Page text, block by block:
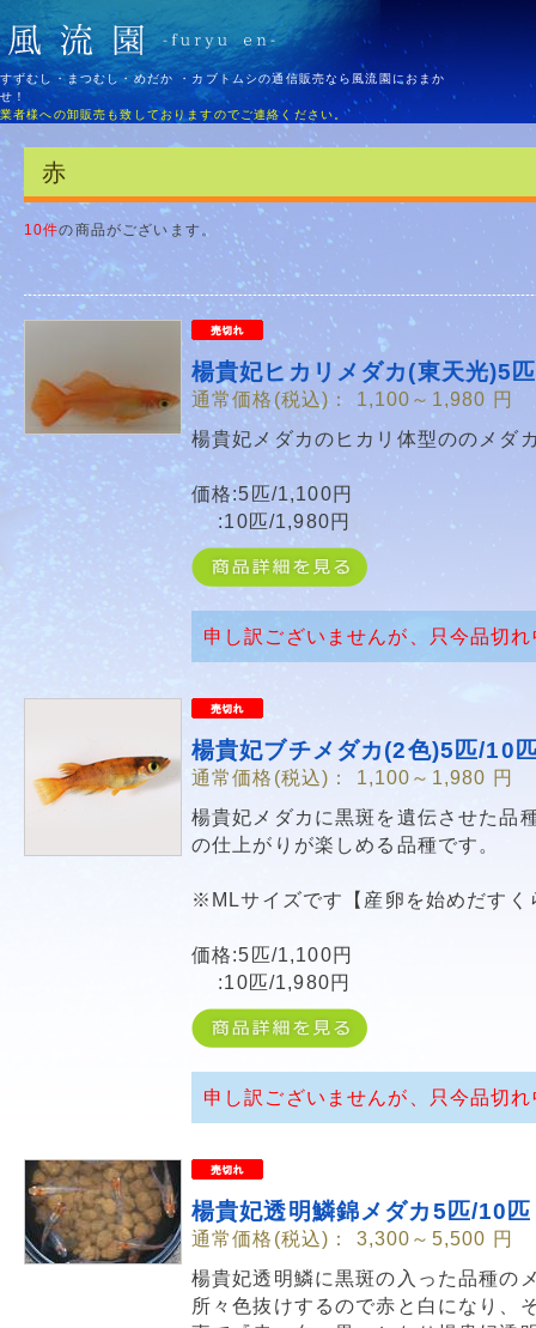
すずむし・まつむし・めだか ・カブトムシの通信販売なら風流園におまか
せ！
業者様への卸販売も致しておりますのでご連絡ください。
赤
10件の商品がございます。
楊貴妃ヒカリメダカ(東天光)5
通常価格(税込)： 1,100～1,980 円
楊貴妃メダカのヒカリ体型ののメダ
価格:5匹/1,100円
:10匹/1,980円
申し訳ございませんが、只今品切
楊貴妃ブチメダカ(2色)5匹/10
通常価格(税込)： 1,100～1,980 円
楊貴妃メダカに黒斑を遺伝させた品
の仕上がりが楽しめる品種です。
※MLサイズです【産卵を始めだすく
価格:5匹/1,100円
:10匹/1,980円
申し訳ございませんが、只今品切
楊貴妃透明鱗錦メダカ5匹/10匹
通常価格(税込)： 3,300～5,500 円
楊貴妃透明鱗に黒斑の入った品種の
所々色抜けするので赤と白になり、